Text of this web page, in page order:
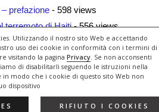
Utilizzando il nostro sito Web e accettando
uso dei cookie in conformità con i termini di
visitando la pagina Privacy. Se non acconsenti
di disabilitarli seguendo le istruzioni nella
modo che i cookie di questo sito Web non
dispositivo
RIFIUTO I COOKIES
prefazione - 598 views
terremoto di Haiti- 556 views
• Creato conGeneratePress